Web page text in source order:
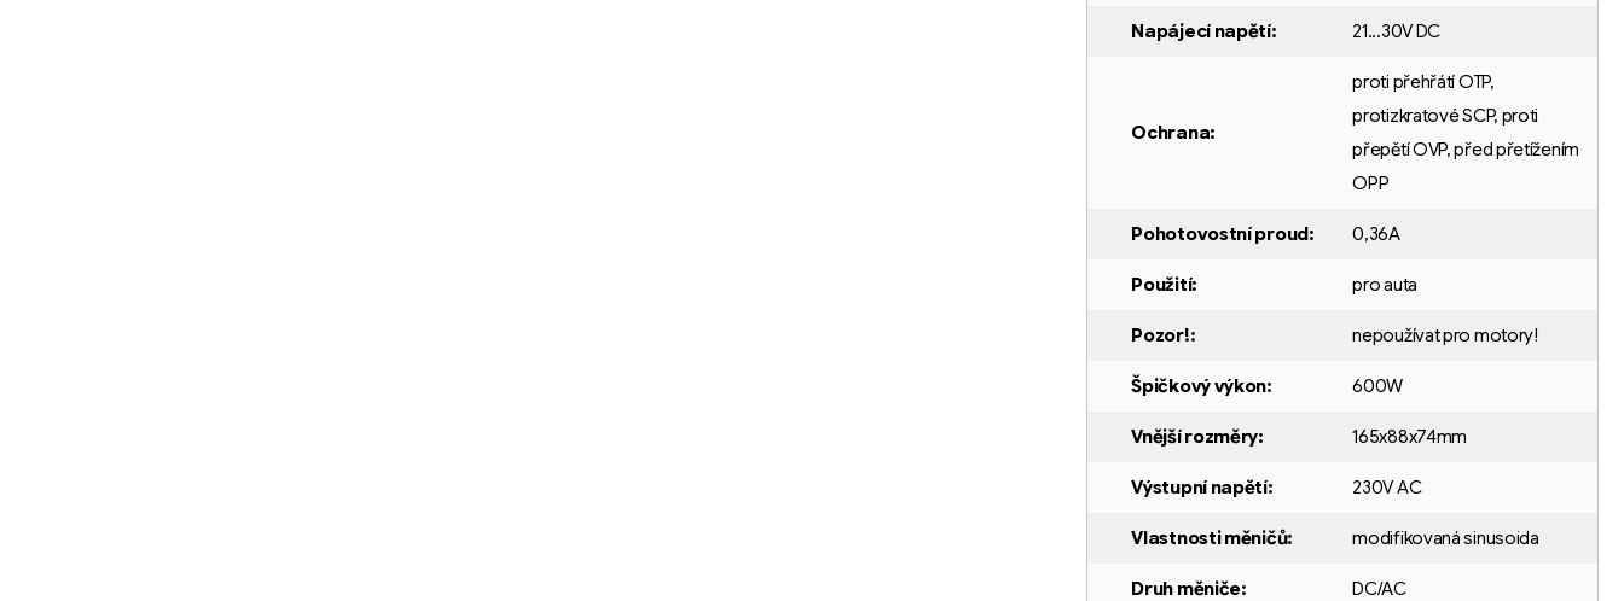
Napájecí napětí: 21...30V DC
Ochrana:
proti přehřátí OTP,
protizkratové SCP, proti
přepětí OVP,před přetížením
OPP
Pohotovostní proud: 0,36A
Použití: pro auta
Pozor!: nepoužívat pro motory!
Špičkový výkon: 600W
Vnější rozměry: 165x88x74mm
Výstupní napětí: 230V AC
Vlastnosti měničů: modifikovaná sinusoida
Druh měniče: DC/AC